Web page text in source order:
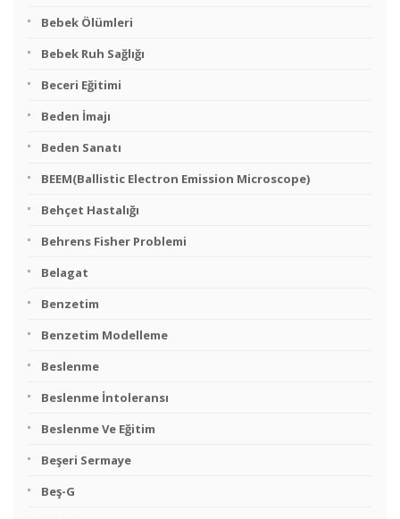
Bebek Ölümleri
Bebek Ruh Sağlığı
Beceri Eğitimi
Beden İmajı
Beden Sanatı
BEEM(Ballistic Electron Emission Microscope)
Behçet Hastalığı
Behrens Fisher Problemi
Belagat
Benzetim
Benzetim Modelleme
Beslenme
Beslenme İntoleransı
Beslenme Ve Eğitim
Beşeri Sermaye
Beş-G